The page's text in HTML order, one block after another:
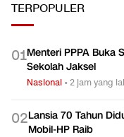
TERPOPULER
01Menteri PPPA Buka
Sekolah Jaksel
Nasional •2 jam yang
02Lansia 70 Tahun
Mobil-HP Raib